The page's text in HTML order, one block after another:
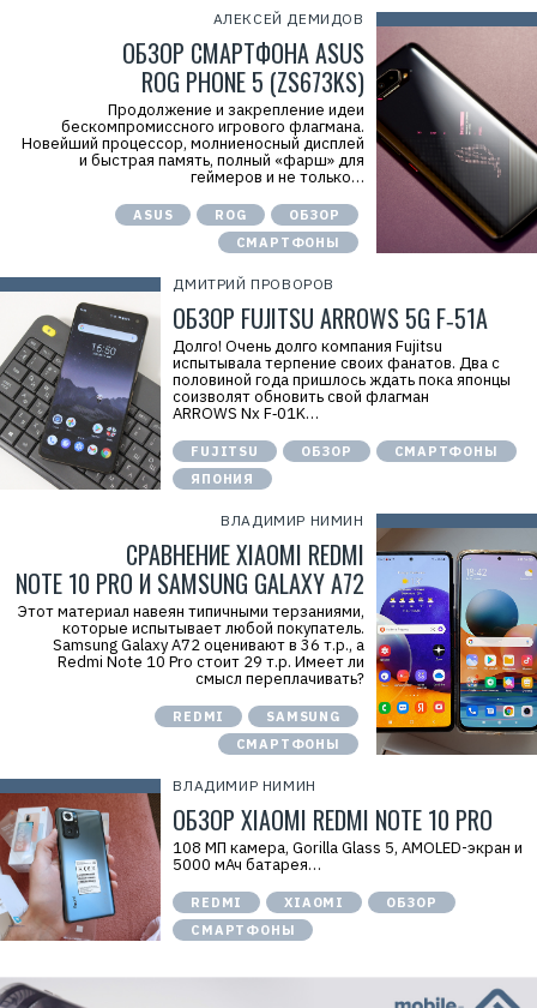
АЛЕКСЕЙ ДЕМИДОВ
ОБЗОР СМАРТФОНА ASUS
ROG PHONE 5 (ZS673KS)
Продолжение и закрепление идеи
бескомпромиссного игрового флагмана.
Новейший процессор, молниеносный дисплей
и быстрая память, полный «фарш» для
геймеров и не только…
ASUS ROG
ОБЗОР
СМАРТФОНЫ
ДМИТРИЙ ПРОВОРОВ
ОБЗОР FUJITSU ARROWS 5G F‑51A
Долго! Очень долго компания Fujitsu
испытывала терпение своих фанатов. Два с
половиной года пришлось ждать пока японцы
соизволят обновить свой флагман
ARROWS Nx F‑01K…
FUJITSU ОБЗОР
СМАРТФОНЫ
ЯПОНИЯ
ВЛАДИМИР НИМИН
СРАВНЕНИЕ XIAOMI REDMI
NOTE 10 PRO И SAMSUNG GALAXY A72
Этот материал навеян типичными терзаниями,
которые испытывает любой покупатель.
Samsung Galaxy A72 оценивают в 36 т.р., а
Redmi Note 10 Pro стоит 29 т.р. Имеет ли
смысл переплачивать?
REDMI
SAMSUNG
СМАРТФОНЫ
ВЛАДИМИР НИМИН
ОБЗОР XIAOMI REDMI NOTE 10 PRO
108 МП камера, Gorilla Glass 5, AMOLED-экран и
5000 мАч батарея…
REDMI XIAOMI
ОБЗОР
СМАРТФОНЫ